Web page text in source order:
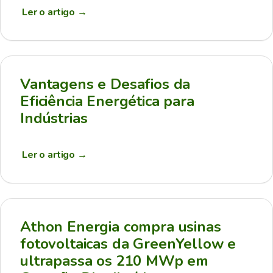
Ler o artigo →
Vantagens e Desafios da
Eficiência Energética para
Indústrias
Ler o artigo →
Athon Energia compra usinas
fotovoltaicas da GreenYellow e
ultrapassa os 210 MWp em